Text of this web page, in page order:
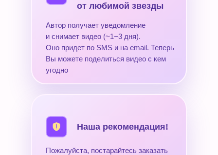
Автор получает уведомление
и снимает видео (~1−3 дня).
Оно придет по SMS и на email. Теперь
Вы можете поделиться видео с кем
угодно
от любимой звезды
Пожалуйста, постарайтесь заказать
Наша рекомендация!